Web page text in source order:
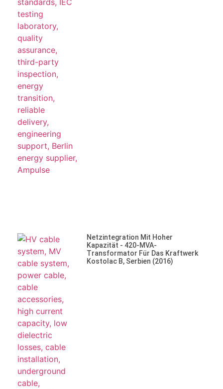
Netzintegration Mit Hoher
Kapazität - 420-MVA-
Transformator Für Das Kraftwerk
Kostolac B, Serbien (2016)